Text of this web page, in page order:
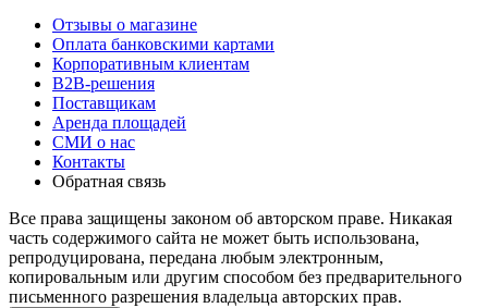
Отзывы о магазине
Оплата банковскими картами
Корпоративным клиентам
B2B-решения
Поставщикам
Аренда площадей
СМИ о нас
Контакты
Обратная связь
Все права защищены законом об авторском праве. Никакая
часть содержимого сайта не может быть использована,
репродуцирована, передана любым электронным,
копировальным или другим способом без предварительного
письменного разрешения владельца авторских прав.